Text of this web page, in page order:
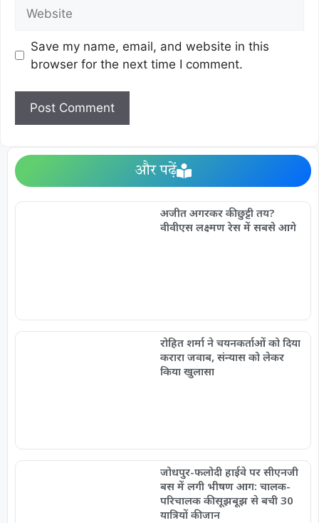
Save my name, email, and website in this
browser for the next time I comment.
और पढ़ें
अजीत अगरकर की छुट्टी तय?
वीवीएस लक्ष्मण रेस में सबसे आगे
रोहित शर्मा ने चयनकर्ताओं को दिया
करारा जवाब, संन्यास को लेकर
किया खुलासा
जोधपुर-फलोदी हाईवे पर सीएनजी
बस में लगी भीषण आग: चालक-
परिचालक की सूझबूझ से बची 30
यात्रियों की जान